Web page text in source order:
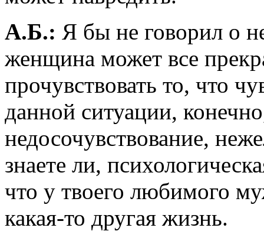
А.Б.: Я бы не говорил о
женщина может все
прочувствовать то, что
данной ситуации,
недосочувствование,
знаете ли,
что у твоего любимого
какая-то другая жизнь.